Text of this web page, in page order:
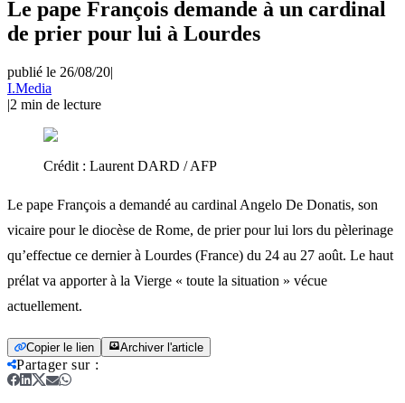
Le pape François demande à un cardinal
de prier pour lui à Lourdes
publié le 26/08/20|
I.Media
|2 min de lecture
Crédit : Laurent DARD / AFP
Le pape François a demandé au cardinal Angelo De Donatis, son
vicaire pour le diocèse de Rome, de prier pour lui lors du pèlerinage
qu’effectue ce dernier à Lourdes (France) du 24 au 27 août. Le haut
prélat va apporter à la Vierge « toute la situation » vécue
actuellement.
Copier le lien Archiver l'article
Partager sur: